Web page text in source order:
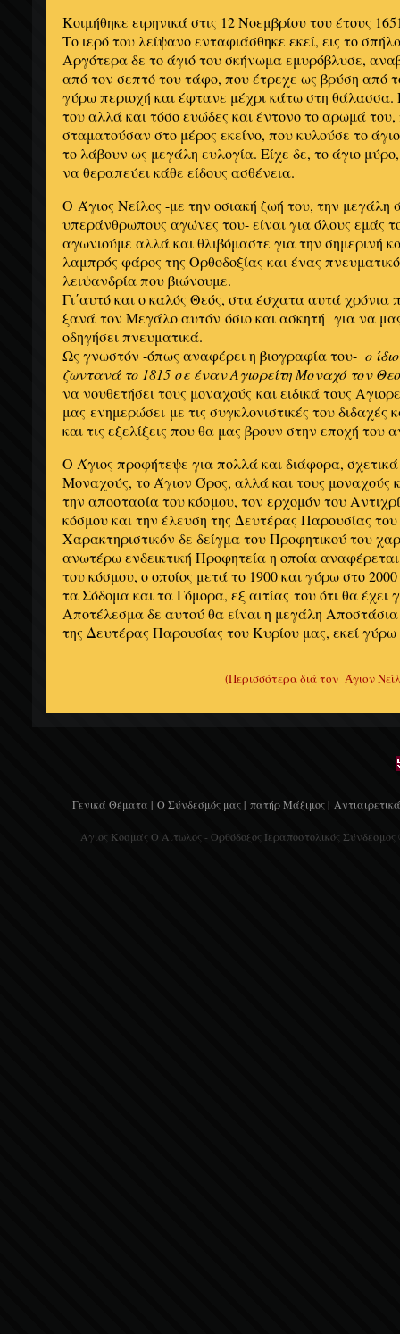
Κοιμήθηκε ειρηνικά στις 12 Νοεμβρίου του έτους
Το ιερό του λείψανο ενταφιάσθηκε εκεί, εις το
Αργότερα δε το άγιό του σκήνωμα εμυρόβλυσε,
από τον σεπτό του τάφο, που έτρεχε ως βρύση από
γύρω περιοχή και έφτανε μέχρι κάτω στη
του αλλά και τόσο ευώδες και έντονο το αρωμά
σταματούσαν στο μέρος εκείνο, που κυλούσε το
το λάβουν ως μεγάλη ευλογία. Είχε δε, το άγιο
να θεραπεύει κάθε είδους ασθένεια.
Ο Άγιος Νείλος -με την οσιακή ζωή του, την μεγάλη
υπεράνθρωπους αγώνες του- είναι για όλους εμάς
αγωνιούμε αλλά και θλιβόμαστε για την σημερινή
λαμπρός φάρος της Ορθοδοξίας και ένας
λειψανδρία που βιώνουμε.
Γι΄αυτό και ο καλός Θεός, στα έσχατα αυτά χρόνια
ξανά τον Μεγάλο αυτόν όσιο και ασκητή για να
οδηγήσει πνευματικά.
Ως γνωστόν -όπως αναφέρει η βιογραφία του- ο
ζωντανά το 1815 σε έναν Αγιορείτη Μοναχό τον
να νουθετήσει τους μοναχούς και ειδικά τους
μας ενημερώσει με τις συγκλονιστικές του διδαχές
και τις εξελίξεις που θα μας βρουν στην εποχή του
Ο Άγιος προφήτεψε για πολλά και διάφορα, σχετικά
Μοναχούς, το Άγιον Όρος, αλλά και τους μοναχούς
την αποστασία του κόσμου, τον ερχομόν του
κόσμου και την έλευση της Δευτέρας Παρουσίας
Χαρακτηριστικόν δε δείγμα του Προφητικού του
ανωτέρω ενδεικτική Προφητεία η οποία
του κόσμου, ο οποίος μετά το 1900 και γύρω στο
τα Σόδομα και τα Γόμορα, εξ αιτίας του ότι θα έχει
Αποτέλεσμα δε αυτού θα είναι η μεγάλη Αποστάσια
της Δευτέρας Παρουσίας του Κυρίου μας, εκεί
(Περισσότερα διά τον Άγιον
Γενικά Θέματα | Ο Σύνδεσμός μας | πατήρ Μάξιμος |
Άγιος Κοσμάς Ο Αιτωλός - Ορθόδοξος Ιεραποστολικός